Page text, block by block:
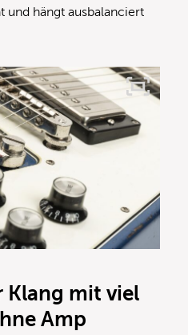
und hängt ausbalanciert
Klang mit viel
Amp